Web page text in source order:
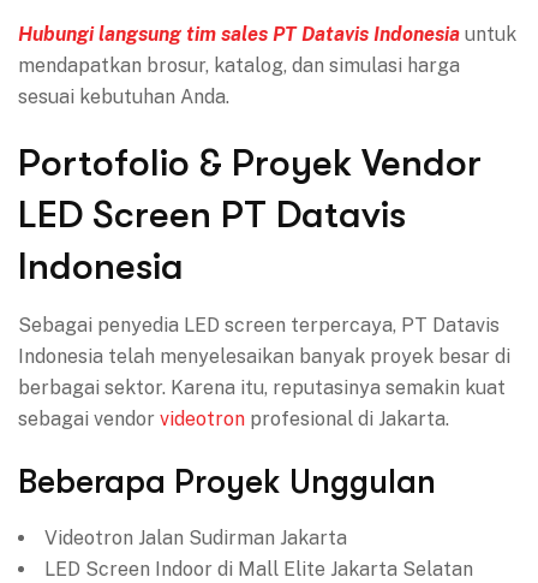
Hubungi langsung tim sales PT Datavis Indonesia untuk
mendapatkan brosur, katalog, dan simulasi harga
sesuai kebutuhan Anda.
Portofolio & Proyek Vendor
LED Screen PT Datavis
Indonesia
Sebagai penyedia LED screen terpercaya, PT Datavis
Indonesia telah menyelesaikan banyak proyek besar di
berbagai sektor. Karena itu, reputasinya semakin kuat
sebagai vendor videotron profesional di Jakarta.
Beberapa Proyek Unggulan
Videotron Jalan Sudirman Jakarta
LED Screen Indoor di Mall Elite Jakarta Selatan